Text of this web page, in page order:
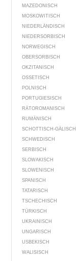
MAZEDONISCH
MOSKOWITISCH
NIEDERLÄNDISCH
NIEDERSORBISCH
NORWEGISCH
OBERSORBISCH
OKZITANISCH
OSSETISCH
POLNISCH
PORTUGIESISCH
RÄTOROMANISCH
RUMÄNISCH
SCHOTTISCH-GÄLISCH
SCHWEDISCH
SERBISCH
SLOWAKISCH
SLOWENISCH
SPANISCH
TATARISCH
TSCHECHISCH
TÜRKISCH
UKRAINISCH
UNGARISCH
USBEKISCH
WALISISCH